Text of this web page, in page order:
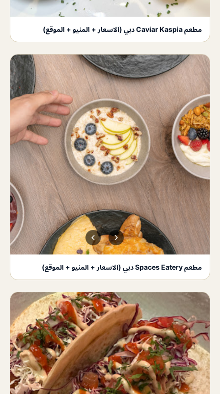
مطعم Caviar Kaspia دبي (الاسعار + المنيو + الموقع)
مطعم Spaces Eatery دبي (الاسعار + المنيو + الموقع)